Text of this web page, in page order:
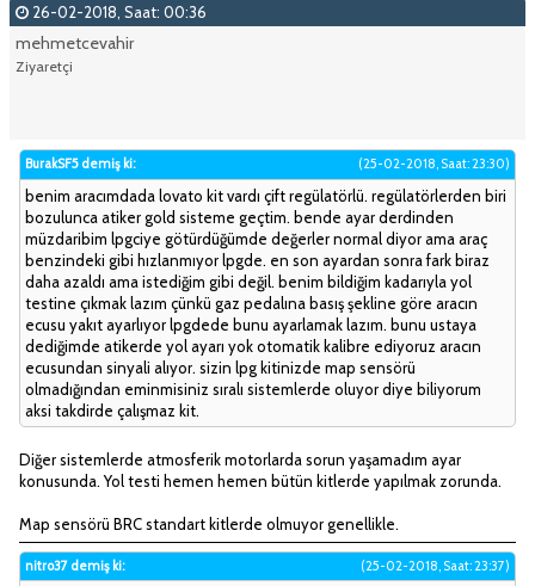
26-02-2018, Saat: 00:36
mehmetcevahir
Ziyaretçi
(25-02-2018, Saat: 23:30)
BurakSF5 demiş ki:
benim aracımdada lovato kit vardı çift regülatörlü. regülatörlerden biri
bozulunca atiker gold sisteme geçtim. bende ayar derdinden
müzdaribim lpgciye götürdüğümde değerler normal diyor ama araç
benzindeki gibi hızlanmıyor lpgde. en son ayardan sonra fark biraz
daha azaldı ama istediğim gibi değil. benim bildiğim kadarıyla yol
testine çıkmak lazım çünkü gaz pedalına basış şekline göre aracın
ecusu yakıt ayarlıyor lpgdede bunu ayarlamak lazım. bunu ustaya
dediğimde atikerde yol ayarı yok otomatik kalibre ediyoruz aracın
ecusundan sinyali alıyor. sizin lpg kitinizde map sensörü
olmadığından eminmisiniz sıralı sistemlerde oluyor diye biliyorum
aksi takdirde çalışmaz kit.
Diğer sistemlerde atmosferik motorlarda sorun yaşamadım ayar
konusunda. Yol testi hemen hemen bütün kitlerde yapılmak zorunda.
Map sensörü BRC standart kitlerde olmuyor genellikle.
(25-02-2018, Saat: 23:37)
nitro37 demiş ki: